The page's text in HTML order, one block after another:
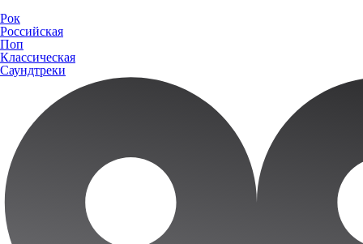
Рок
Российская
Поп
Классическая
Саундтреки